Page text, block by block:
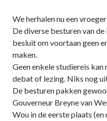
We herhalen nu een
De diverse besturen van
besluit om voortaan geen
maken.
Geen enkele studiereis kan
debat of lezing. Niks nog
De besturen pakken
Gouverneur Breyne van
Wou in de eerste plaats